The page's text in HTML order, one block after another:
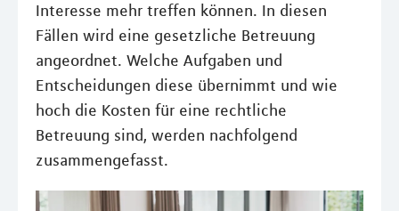
Interesse mehr treffen können. In diesen
Fällen wird eine gesetzliche Betreuung
angeordnet. Welche Aufgaben und
Entscheidungen diese übernimmt und wie
hoch die Kosten für eine rechtliche
Betreuung sind, werden nachfolgend
zusammengefasst.